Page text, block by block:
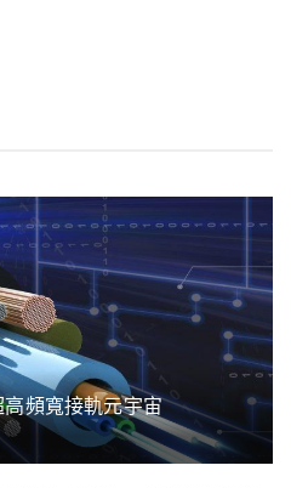
頻寬接軌元宇宙